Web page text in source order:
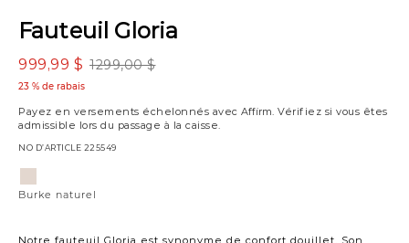
Fauteuil Gloria
1299,00 $
999,99 $
23 % de rabais
Payez en versements échelonnés avec Affirm. Vérifiez si vous êtes
admissible lors du passage à la caisse.
NO D’ARTICLE 225549
Notre fauteuil Gloria est synonyme de confort douillet. Son
Variations
naturel
Burke naturel